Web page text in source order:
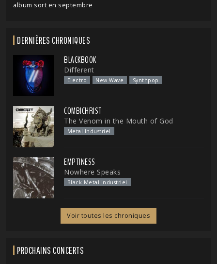
album sort en septembre
DERNIÈRES CHRONIQUES
BLACKBOOK
Different
Electro New Wave Synthpop
COMBICHRIST
The Venom in the Mouth of God
Metal Industriel
EMPTINESS
Nowhere Speaks
Black Metal Industriel
Voir toutes les chroniques
PROCHAINS CONCERTS